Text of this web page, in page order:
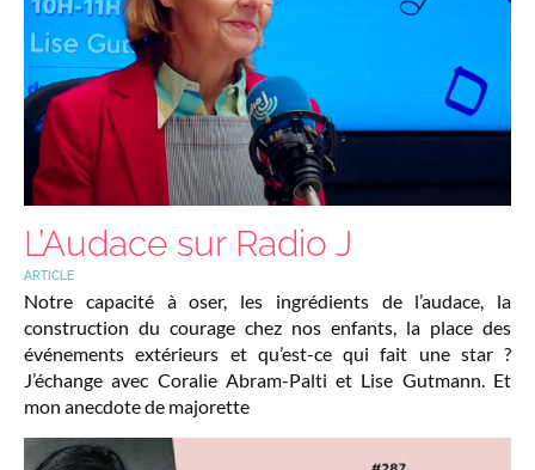
L’Audace sur Radio J
ARTICLE
Notre capacité à oser, les ingrédients de l’audace, la
construction du courage chez nos enfants, la place des
événements extérieurs et qu’est-ce qui fait une star ?
J’échange avec Coralie Abram-Palti et Lise Gutmann. Et
mon anecdote de majorette